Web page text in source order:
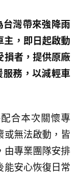
台灣帶來強降雨
，即日起啟動
損者，提供原廠
務，以減輕車
合本次關懷專
或無法啟動，皆
專業團隊安排
能安心恢復日常